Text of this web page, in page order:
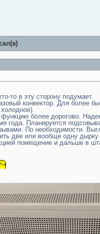
то в эту сторону подумает.
конвектор. Для более
более дорогово.
года. Планируется
По необходимости.
две или вообще одну
помещение и дальше в